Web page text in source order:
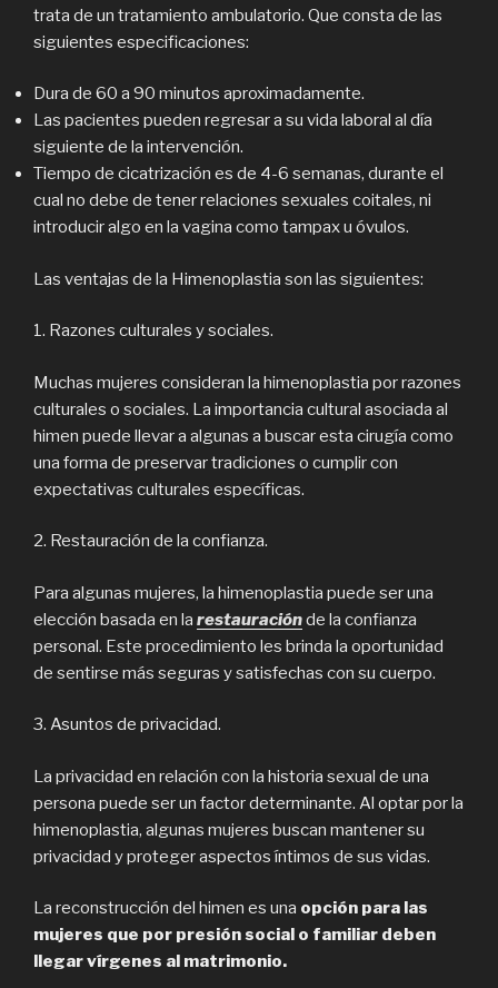
trata de un tratamiento ambulatorio. Que consta de las
siguientes especificaciones:
Dura de 60 a 90 minutos aproximadamente.
Las pacientes pueden regresar a su vida laboral al día
siguiente de la intervención.
Tiempo de cicatrización es de 4-6 semanas, durante el
cual no debe de tener relaciones sexuales coitales, ni
introducir algo en la vagina como tampax u óvulos.
Las ventajas de la Himenoplastia son las siguientes:
1. Razones culturales y sociales.
Muchas mujeres consideran la himenoplastia por razones
culturales o sociales. La importancia cultural asociada al
himen puede llevar a algunas a buscar esta cirugía como
una forma de preservar tradiciones o cumplir con
expectativas culturales específicas.
2. Restauración de la confianza.
Para algunas mujeres, la himenoplastia puede ser una
elección basada en la restauraciónde la confianza
personal. Este procedimiento les brinda la oportunidad
de sentirse más seguras y satisfechas con su cuerpo.
3. Asuntos de privacidad.
La privacidad en relación con la historia sexual de una
persona puede ser un factor determinante. Al optar por la
himenoplastia, algunas mujeres buscan mantener su
privacidad y proteger aspectos íntimos de sus vidas.
La reconstrucción del himen es una opción para las
mujeres que por presión social o familiar deben
llegar vírgenes al matrimonio.